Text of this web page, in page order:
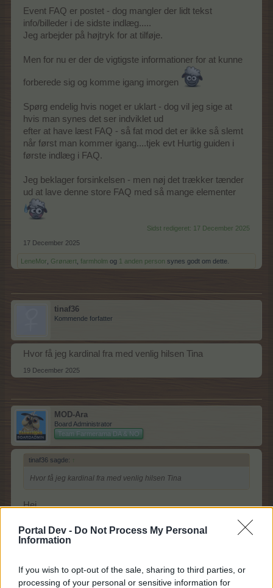
Portal Dev - Do Not Process My Personal
Information
If you wish to opt-out of the sale, sharing to third parties, or
processing of your personal or sensitive information for
Event FAQ er postet - dog mangler der lidt tekst
info/billeder i de sidste indlæg.....
Jeg arbejder på højtryk for at tilføje.
Men for nu er der de vigtigste informationer for at kunne
forberede sig og komme igang imorgen
Spørg endelig hvis noget er uklart - dog vil jeg sige at
hvis man synes det ser indviklet ud
efter at have læst FAQ - så fat mod det er ikke så slemt
når først man kommer igang....tjek evt Hurtig guiden i
første indlæg i FAQ.
Jeg beklager forsinkelsen - men nøj det trækker tænder
ud at lave denne store FAQ med så mange elementer
Sidst redigeret: 17 December 2025
17 December 2025
LeneMor Grønært farmholm og 1 anden person synes godt om dette.
tinaf36
Kommende forfatter
Hvor få jeg kardinal fra med venlig hilsen Tina
19 December 2025
MOD-Ara
Board Administrator
Team Farmerama DA & NO
tinaf36 sagde: ↑
Hvor få jeg kardinal fra med venlig hilsen Tina
Hej
Dit indlæg er flyttet til tråden her som handler om eventet
vinterkardinal (event dyr/stald)
og Kardinal (permanent dyr/stald)